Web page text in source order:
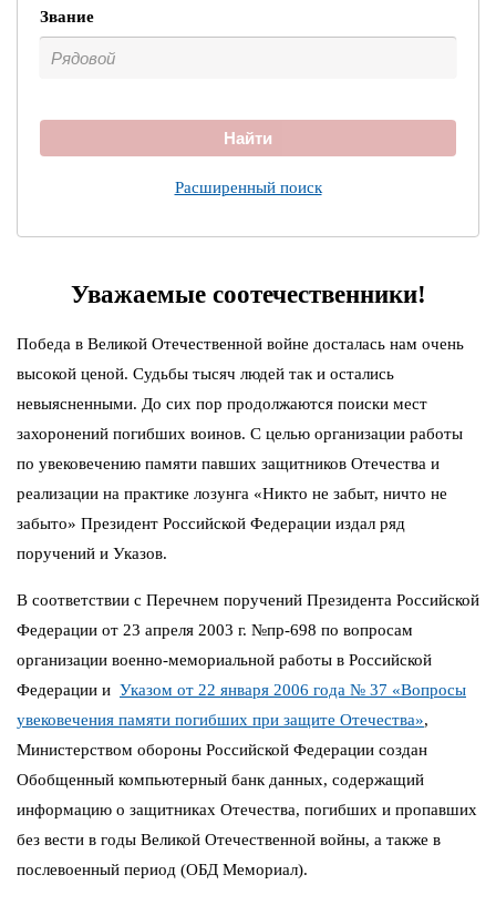
Звание
Найти
Расширенный поиск
Уважаемые соотечественники!
Победа в Великой Отечественной войне досталась нам очень
высокой ценой. Судьбы тысяч людей так и остались
невыясненными. До сих пор продолжаются поиски мест
захоронений погибших воинов. С целью организации работы
по увековечению памяти павших защитников Отечества и
реализации на практике лозунга «Никто не забыт, ничто не
забыто» Президент Российской Федерации издал ряд
поручений и Указов.
В соответствии с Перечнем поручений Президента Российской
Федерации от 23 апреля 2003 г. №пр-698 по вопросам
организации военно-мемориальной работы в Российской
Федерации и Указом от 22 января 2006 года № 37 «Вопросы
увековечения памяти погибших при защите Отечества»,
Министерством обороны Российской Федерации создан
Обобщенный компьютерный банк данных, содержащий
информацию о защитниках Отечества, погибших и пропавших
без вести в годы Великой Отечественной войны, а также в
послевоенный период (ОБД Мемориал).